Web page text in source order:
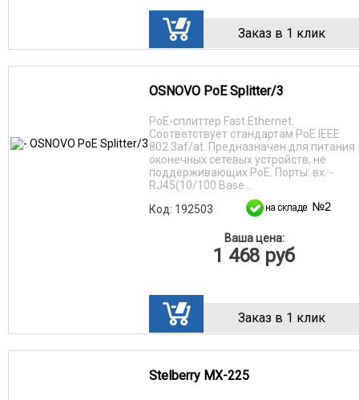
Заказ в 1 клик
OSNOVO PoE Splitter/3
PoE-сплиттер Fast Ethernet.
Соответствует стандартам PoE IEEE
802.3af/at. Предназначен для питания
оконечных сетевых устройств, не
поддерживающих PoE. Порты: вх. -
RJ45(10/100 Base...
Код: 192503
Ваша цена:
1 468 руб
Заказ в 1 клик
Stelberry MX-225